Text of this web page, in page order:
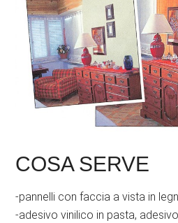
COSA SERVE
-pannelli con faccia a vista in
-adesivo vinilico in pasta,